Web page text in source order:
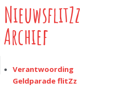
NieuwsflitZz
Archief
Verantwoording
Geldparade flitZz